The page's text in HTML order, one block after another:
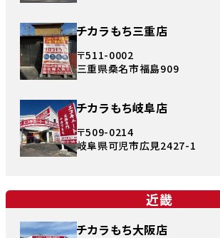
チカラもち三重店
〒511-0002
三重県桑名市福島909
チカラもち岐阜店
〒509-0214
岐阜県可児市広見2427-1
近畿
チカラもち大阪店